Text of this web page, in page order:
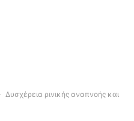
Δυσχέρεια ρινικής αναπνοής και